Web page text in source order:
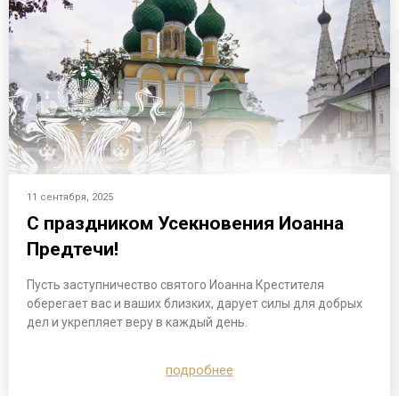
11 сентября, 2025
С праздником Усекновения Иоанна
Предтечи!
Пусть заступничество святого Иоанна Крестителя
оберегает вас и ваших близких, дарует силы для добрых
дел и укрепляет веру в каждый день.
подробнее